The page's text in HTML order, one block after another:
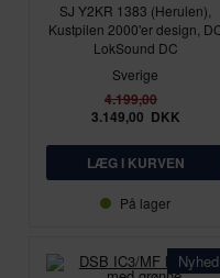
SJ Y2KR 1383 (Herulen),
Kustpilen 2000'er design,
LokSound DC
Sverige
4.199,00
3.149,00 DKK
På lager
Nyhed